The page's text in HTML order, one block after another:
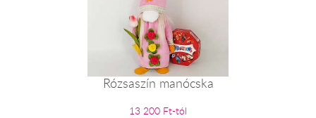
Rózsaszín manócska
13 200 Ft-tól